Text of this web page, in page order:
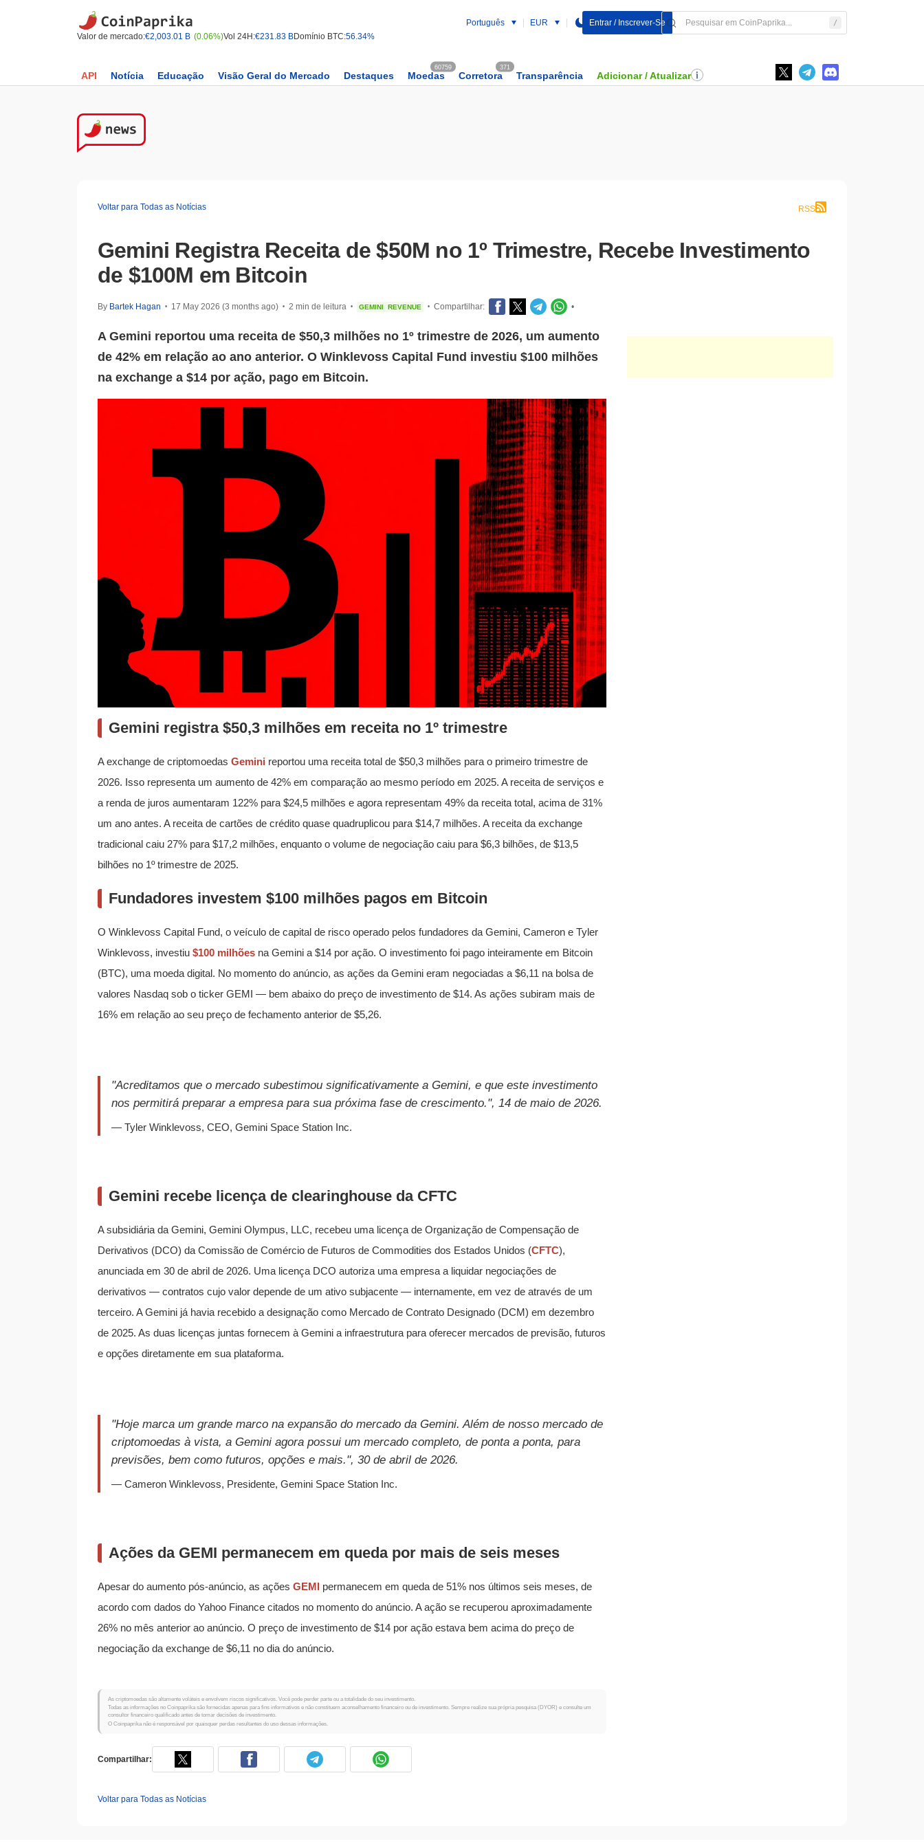
Valor de mercado:€2,003.01 B (0.06%)Vol 24H:€231.83 BDomínio BTC:56.34%
Português EUR Entrar / Inscrever-Se
API Notícia Educação Visão Geral do Mercado Destaques Moedas
60759
Corretora
371
Transparência Adicionar / Atualizar
Voltar para Todas as Notícias RSS
Gemini Registra Receita de $50M no 1º Trimestre, Recebe Investimento
de $100M em Bitcoin
By Bartek Hagan • 17 May 2026 (3 months ago) • 2 min de leitura • GEMINI REVENUE • Compartilhar: •
A Gemini reportou uma receita de $50,3 milhões no 1º trimestre de 2026, um aumento
de 42% em relação ao ano anterior. O Winklevoss Capital Fund investiu $100 milhões
na exchange a $14 por ação, pago em Bitcoin.
Gemini registra $50,3 milhões em receita no 1º trimestre
A exchange de criptomoedas Gemini reportou uma receita total de $50,3 milhões para o primeiro trimestre de
2026. Isso representa um aumento de 42% em comparação ao mesmo período em 2025. A receita de serviços e
a renda de juros aumentaram 122% para $24,5 milhões e agora representam 49% da receita total, acima de 31%
um ano antes. A receita de cartões de crédito quase quadruplicou para $14,7 milhões. A receita da exchange
tradicional caiu 27% para $17,2 milhões, enquanto o volume de negociação caiu para $6,3 bilhões, de $13,5
bilhões no 1º trimestre de 2025.
Fundadores investem $100 milhões pagos em Bitcoin
O Winklevoss Capital Fund, o veículo de capital de risco operado pelos fundadores da Gemini, Cameron e Tyler
Winklevoss, investiu $100 milhões na Gemini a $14 por ação. O investimento foi pago inteiramente em Bitcoin
(BTC), uma moeda digital. No momento do anúncio, as ações da Gemini eram negociadas a $6,11 na bolsa de
valores Nasdaq sob o ticker GEMI — bem abaixo do preço de investimento de $14. As ações subiram mais de
16% em relação ao seu preço de fechamento anterior de $5,26.
"Acreditamos que o mercado subestimou significativamente a Gemini, e que este investimento
nos permitirá preparar a empresa para sua próxima fase de crescimento.", 14 de maio de 2026.
— Tyler Winklevoss, CEO, Gemini Space Station Inc.
Gemini recebe licença de clearinghouse da CFTC
A subsidiária da Gemini, Gemini Olympus, LLC, recebeu uma licença de Organização de Compensação de
Derivativos (DCO) da Comissão de Comércio de Futuros de Commodities dos Estados Unidos (CFTC),
anunciada em 30 de abril de 2026. Uma licença DCO autoriza uma empresa a liquidar negociações de
derivativos — contratos cujo valor depende de um ativo subjacente — internamente, em vez de através de um
terceiro. A Gemini já havia recebido a designação como Mercado de Contrato Designado (DCM) em dezembro
de 2025. As duas licenças juntas fornecem à Gemini a infraestrutura para oferecer mercados de previsão, futuros
e opções diretamente em sua plataforma.
"Hoje marca um grande marco na expansão do mercado da Gemini. Além de nosso mercado de
criptomoedas à vista, a Gemini agora possui um mercado completo, de ponta a ponta, para
previsões, bem como futuros, opções e mais.", 30 de abril de 2026.
— Cameron Winklevoss, Presidente, Gemini Space Station Inc.
Ações da GEMI permanecem em queda por mais de seis meses
Apesar do aumento pós-anúncio, as ações GEMI permanecem em queda de 51% nos últimos seis meses, de
acordo com dados do Yahoo Finance citados no momento do anúncio. A ação se recuperou aproximadamente
26% no mês anterior ao anúncio. O preço de investimento de $14 por ação estava bem acima do preço de
negociação da exchange de $6,11 no dia do anúncio.
As criptomoedas são altamente voláteis e envolvem riscos significativos. Você pode perder parte ou a totalidade do seu investimento.
Todas as informações no Coinpaprika são fornecidas apenas para fins informativos e não constituem aconselhamento financeiro ou de investimento. Sempre realize sua própria pesquisa (DYOR) e consulte um
consultor financeiro qualificado antes de tomar decisões de investimento.
O Coinpaprika não é responsável por quaisquer perdas resultantes do uso dessas informações.
Compartilhar:
Voltar para Todas as Notícias